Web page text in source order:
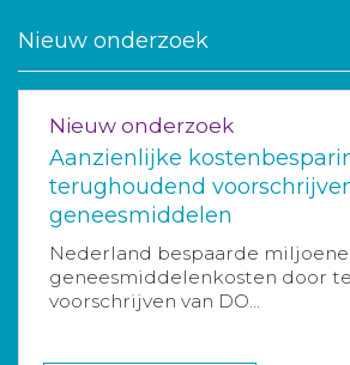
Nieuw onderzoek
Nieuw onderzoek
Aanzienlijke
terughoudend
geneesmiddelen
Nederland bespaarde
geneesmiddelenkosten door
voorschrijven van DO...